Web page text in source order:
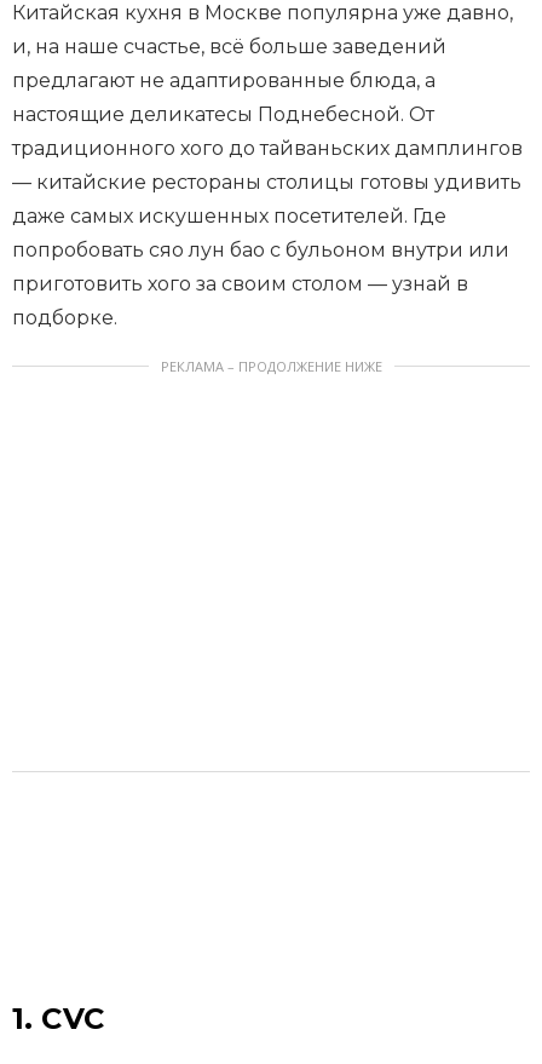
Китайская кухня в Москве популярна уже давно,
и, на наше счастье, всё больше заведений
предлагают не адаптированные блюда, а
настоящие деликатесы Поднебесной. От
традиционного хого до тайваньских дамплингов
— китайские рестораны столицы готовы удивить
даже самых искушенных посетителей. Где
попробовать сяо лун бао с бульоном внутри или
приготовить хого за своим столом — узнай в
подборке.
РЕКЛАМА – ПРОДОЛЖЕНИЕ НИЖЕ
1. CVC